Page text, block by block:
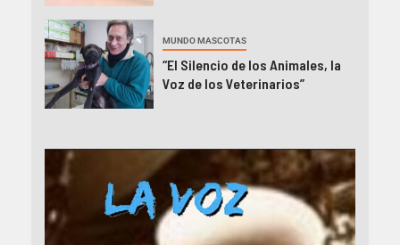
MUNDO MASCOTAS
“El Silencio de los Animales, la
Voz de los Veterinarios”